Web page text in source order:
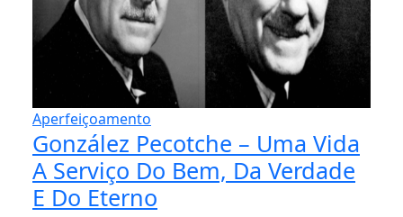
Aperfeiçoamento
González Pecotche – Uma Vida
A Serviço Do Bem, Da Verdade
E Do Eterno